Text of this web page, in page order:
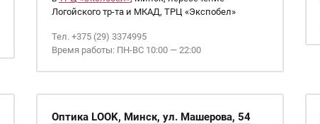
Логойского тр-та и МКАД, ТРЦ «Экспобел»
Тел. +375 (29) 3374995
Время работы: ПН-ВС 10:00 — 22:00
Оптика LOOK, Минск, ул. Машерова, 54